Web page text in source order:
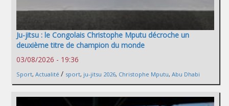
Ju-jitsu : le Congolais Christophe Mputu décroche un
deuxième titre de champion du monde
03/08/2026 - 19:36
Sport, Actualité / sport, ju-jitsu 2026, Christophe Mputu, Abu Dhabi